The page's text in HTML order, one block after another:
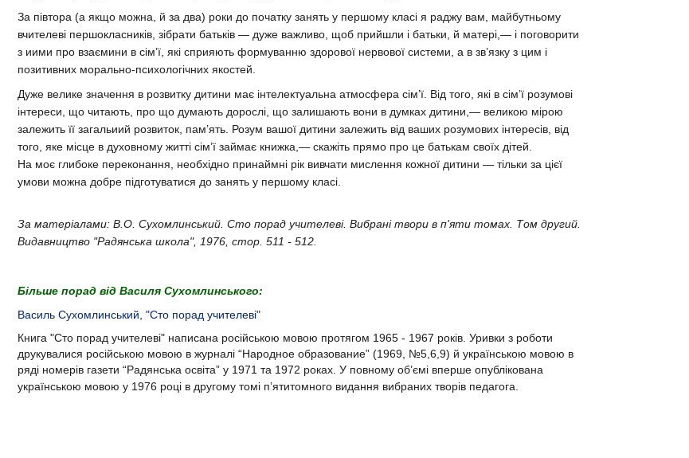
За півтора (а якщо можна, й за два) роки до початку занять у першому класі я раджу вам, майбутньому
вчителеві першокласників, зібрати батьків — дуже важливо, щоб прийшли і батьки, й матері,— і поговорити
з иими про взаємини в сім’ї, які сприяють формуванню здорової нервової системи, а в зв’язку з цим і
позитивних морально-психологічних якостей.
Дуже велике значення в розвитку дитини має інтелектуальна атмосфера сім’ї. Від того, які в сім’ї розумові
інтереси, що читають, про що думають дорослі, що залишають вони в думках дитини,— великою мірою
залежить її загальиий розвиток, пам’ять. Розум вашої дитини залежить від ваших розумових інтересів, від
того, яке місце в духовному житті сім’ї займає книжка,— скажіть прямо про це батькам своїх дітей.
На моє глибоке переконання, необхідно принаймні рік вивчати мислення кожної дитини — тільки за цієї
умови можна добре підготуватися до занять у першому класі.
За матеріалами: В.О. Сухомлинський. Сто порад учителеві. Вибрані твори в п'яти томах. Том другий.
Видавництво "Радянська школа", 1976, стор. 511 - 512.
Більше порад від Василя Сухомлинського:
Василь Сухомлинський, "Сто порад учителеві"
Книга "Сто порад учителеві" написана російською мовою протягом 1965 - 1967 років. Уривки з роботи
друкувалися російською мовою в журналі “Народное образование” (1969, №5,6,9) й українською мовою в
ряді номерів газети “Радянська освіта” у 1971 та 1972 роках. У повному об’ємі вперше опублікована
українською мовою у 1976 році в другому томі п’ятитомного видання вибраних творів педагога.